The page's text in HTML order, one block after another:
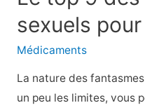
les
l’hygiène
que
sexuels
Médicaments
La nature des
un peu les limites, vous